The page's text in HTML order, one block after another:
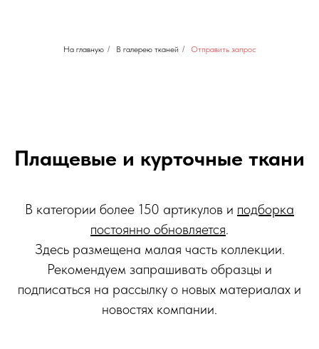
На главную / В галерею тканей / Отправить запрос
Плащевые и курточные ткани
В категории более 150 артикулов и подборка
постоянно обновляется.
Здесь размещена малая часть коллекции.
Рекомендуем запрашивать образцы и
подписаться на рассылку о новых материалах и
новостях компании.